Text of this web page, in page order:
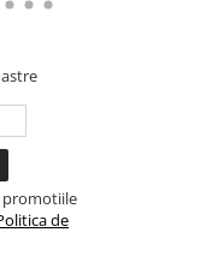
promotiile
de